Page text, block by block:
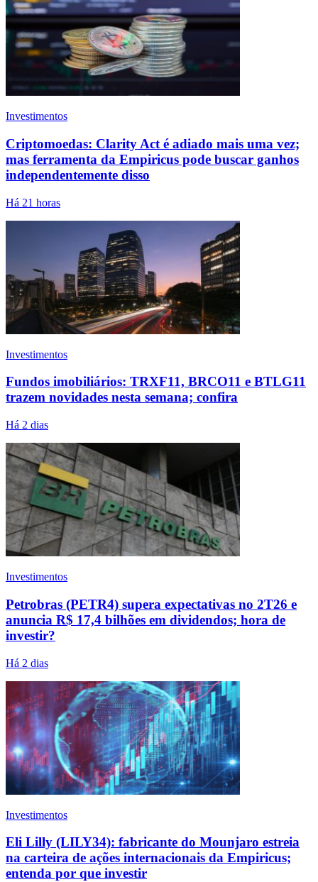
Investimentos
Criptomoedas: Clarity Act é adiado mais uma vez;
mas ferramenta da Empiricus pode buscar ganhos
independentemente disso
Há 21 horas
Investimentos
Fundos imobiliários: TRXF11, BRCO11 e BTLG11
trazem novidades nesta semana; confira
Há 2 dias
Investimentos
Petrobras (PETR4) supera expectativas no 2T26 e
anuncia R$ 17,4 bilhões em dividendos; hora de
investir?
Há 2 dias
Investimentos
Eli Lilly (LILY34): fabricante do Mounjaro estreia
na carteira de ações internacionais da Empiricus;
entenda por que investir